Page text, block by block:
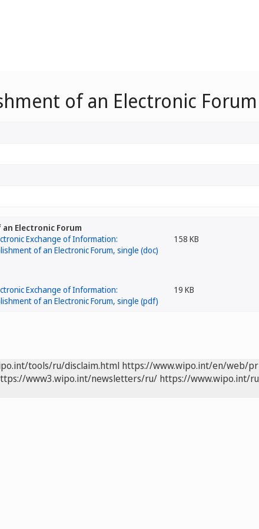
of an Electronic Forum
Electronic Forum
158 KB
19 KB
tools/ru/disclaim.html https://www.wipo.int/en/web/
www3.wipo.int/newsletters/ru/ https://www.wipo.int/